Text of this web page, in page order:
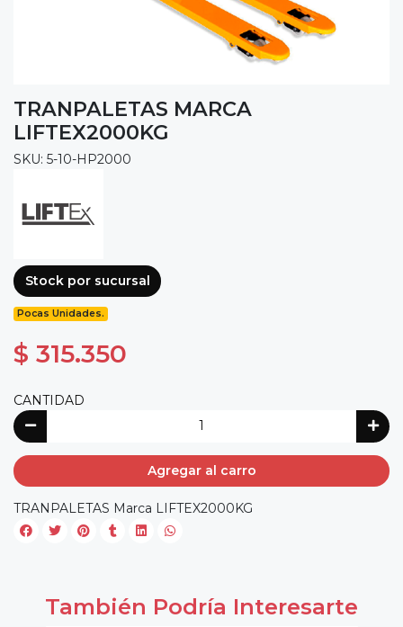
TRANPALETAS MARCA
LIFTEX2000KG
SKU: 5-10-HP2000
Stock por sucursal
Pocas Unidades.
$ 315.350
CANTIDAD
Agregar al carro
TRANPALETAS Marca LIFTEX2000KG
También Podría Interesarte